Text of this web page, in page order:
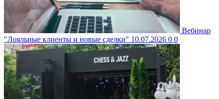
Вебинар
"Лояльные клиенты и новые сделки" 10.07.2026 0 0